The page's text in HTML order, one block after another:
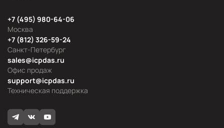
Москва
+7 (495) 980-64-06
Офис продаж
sales@icpdas.ru
Санкт-Петербург
+7 (812) 326-59-24
Техническая поддержка
support@icpdas.ru